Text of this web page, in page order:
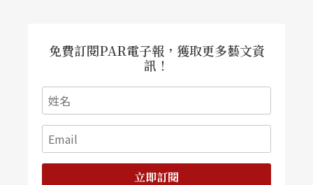
免費訂閱PAR電子報，獲取更多藝文資
訊！
立即訂閱